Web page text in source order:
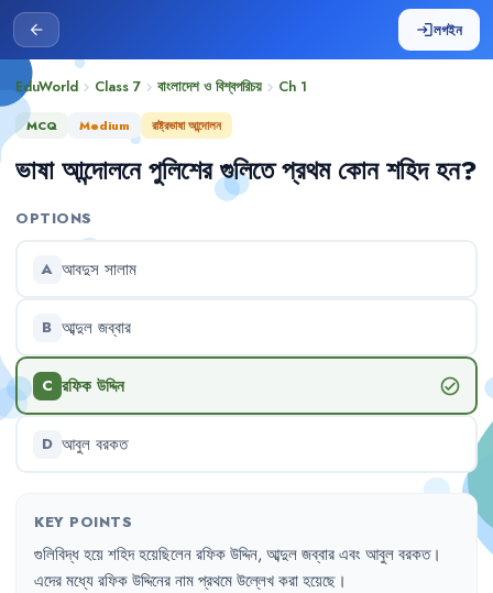
arrow_back loginলগইন
EduWorld chevron_right Class 7 chevron_right বাংলাদেশ ও বিশ্বপরিচয় chevron_right Ch 1
MCQ Medium রাষ্ট্রভাষা আন্দোলন
ভাষা আন্দোলনে পুলিশের গুলিতে প্রথম কোন শহিদ হন?
OPTIONS
A আবদুস সালাম
B আব্দুল জব্বার
C রফিক উদ্দিন check_circle
D আবুল বরকত
KEY POINTS
গুলিবিদ্ধহয়েশহিদহয়েছিলেনরফিকউদ্দিন, আব্দুলজব্বারএবং আবুলবরকত।
এদেরমধ্যেরফিকউদ্দিনেরনামপ্রথমেউল্লেখকরাহয়েছে ।